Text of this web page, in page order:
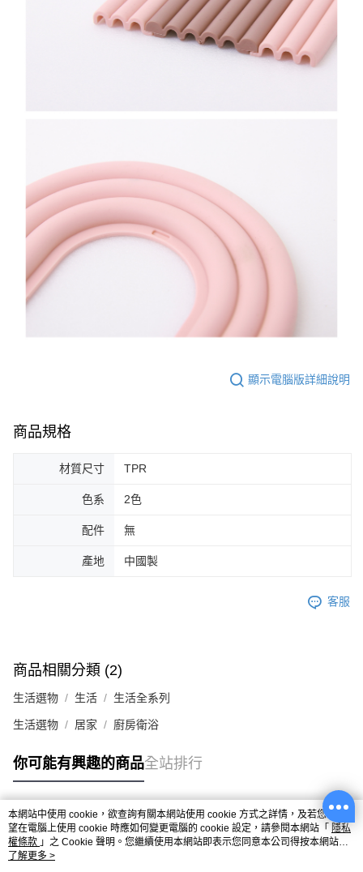
顯示電腦版詳細說明
商品規格
材質尺寸 TPR
色系 2色
配件 無
產地 中國製
客服
商品相關分類 (2)
生活選物 生活 生活全系列
生活選物 居家 廚房衛浴
你可能有興趣的商品全站排行
熱門標籤
本網站中使用 cookie，欲查詢有關本網站使用 cookie 方式之詳情，及若您不希
望在電腦上使用 cookie 時應如何變更電腦的 cookie 設定，請參閱本網站「 隱私
權條款 」之 Cookie 聲明。您繼續使用本網站即表示您同意本公司得按本網站使
用條款之 Cookie 聲明使用 cookie。
了解更多 >